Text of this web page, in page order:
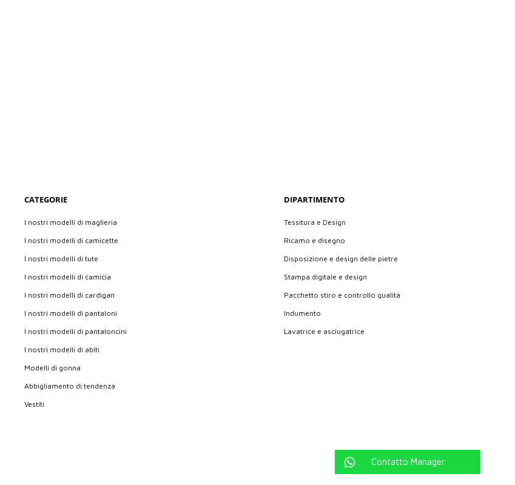
CATEGORIE
I nostri modelli di maglieria
I nostri modelli di camicette
I nostri modelli di tute
I nostri modelli di camicia
I nostri modelli di cardigan
I nostri modelli di pantaloni
I nostri modelli di pantaloncini
I nostri modelli di abiti
Modelli di gonna
Abbigliamento di tendenza
Vestiti
DIPARTIMENTO
Tessitura e Design
Ricamo e disegno
Disposizione e design delle pietre
Stampa digitale e design
Pacchetto stiro e controllo qualità
Indumento
Lavatrice e asciugatrice
Contatto Manager